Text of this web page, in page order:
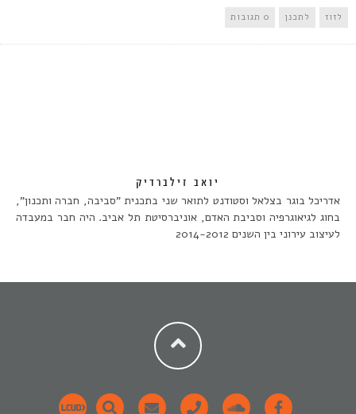
לזוז לתכנן 0 תגובות
יואב זילברדיק
אדריכל בוגר בצלאל וסטודנט לתואר שני בתכנית "סביבה, חברה ותכנון",
בחוג לגיאוגרפיה וסביבת האדם, אוניברסיטת תל אביב. היה חבר במעבדה
לעיצוב עירוני בין השנים 2014-2012